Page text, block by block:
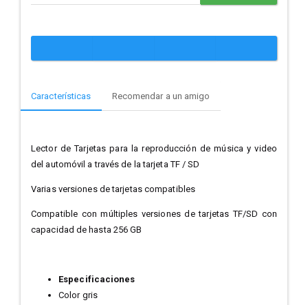
Características Recomendar a un amigo
Lector de Tarjetas para la reproducción de música y video
del automóvil a través de la tarjeta TF / SD
Varias versiones de tarjetas compatibles
Compatible con múltiples versiones de tarjetas TF/SD con
capacidad de hasta 256 GB
Especificaciones
Color gris